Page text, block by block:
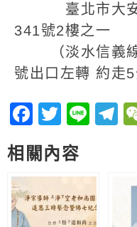
臺北市大安
341號2樓之一
（淡水信義線
號出口左轉 約走5
Twitter
Line
相關內容